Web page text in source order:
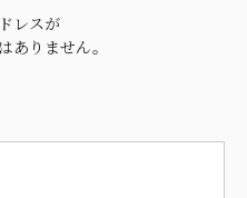
レスが
ありません。